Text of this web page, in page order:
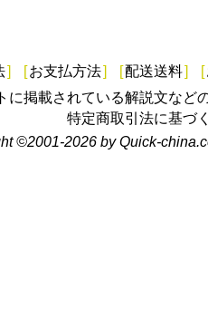
] [お支払方法] [配送送料] [
に掲載されている解説文など
特定商取引法に基づ
©2001-2026 by Quick-